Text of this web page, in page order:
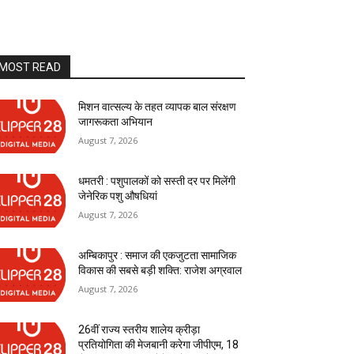
READ
मिशन वात्सल्य के तहत व्यापक बाल संरक्षण
जागरूकता अभियान
August 7, 2026
धमतरी : पशुपालकों को सस्ती दर पर मिलेंगी
जेनेरिक पशु औषधियां
August 7, 2026
अम्बिकापुर : समाज की एकजुटता सामाजिक
विकास की सबसे बड़ी शक्ति: राजेश अग्रवाल
August 7, 2026
26वीं राज्य स्तरीय शालेय क्रीड़ा
प्रतियोगिता की मेजबानी करेगा जीपीएम, 18